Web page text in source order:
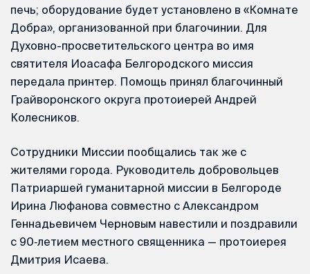
печь; оборудование будет установлено в «Комнате
Добра», организованной при благочинии. Для
Духовно-просветительского центра во имя
святителя Иоасафа Белгородского миссия
передала принтер. Помощь принял благочинный
Грайворонского округа протоиерей Андрей
Колесников.
Сотрудники Миссии пообщались так же с
жителями города. Руководитель добровольцев
Патриаршей гуманитарной миссии в Белгороде
Ирина Люфанова совместно с Александром
Геннадьевичем Черновым навестили и поздравили
с 90‑летием местного священника — протоиерея
Дмитрия Исаева.